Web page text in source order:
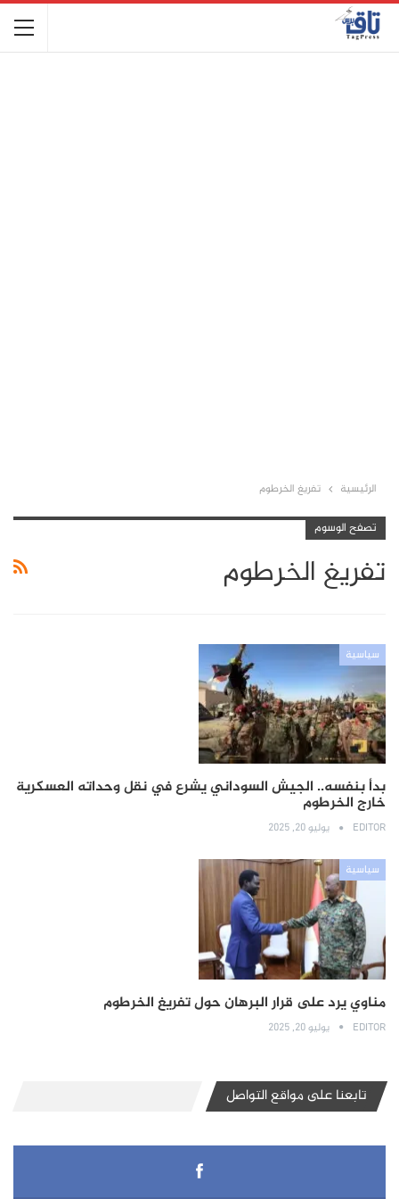
الرئيسية تفريغ الخرطوم
تصفح الوسوم
تفريغ الخرطوم
سياسية
بدأ بنفسه.. الجيش السوداني يشرع في نقل وحداته العسكرية
خارج الخرطوم
EDITOR يوليو 20, 2025
سياسية
مناوي يرد على قرار البرهان حول تفريغ الخرطوم
EDITOR يوليو 20, 2025
تابعنا على مواقع التواصل